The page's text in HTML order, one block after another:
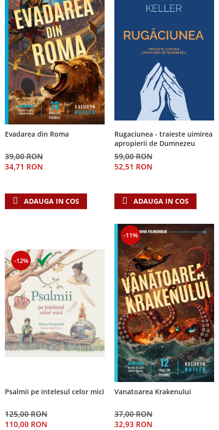
Evadarea din Roma
39,00 RON
34,71 RON
ADAUGA IN COS
Rugaciunea - traieste uimirea
apropierii de Dumnezeu
59,00 RON
52,51 RON
ADAUGA IN COS
-12%
Psalmii pe intelesul celor mici
125,00 RON
110,00 RON
-11%
Vanatoarea Krakenului
37,00 RON
32,93 RON